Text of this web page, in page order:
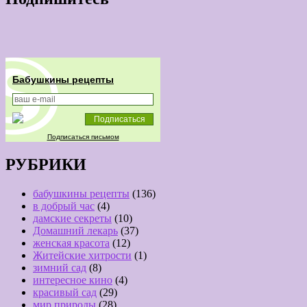
Бабушкины рецепты
Подписаться письмом
РУБРИКИ
бабушкины рецепты (136)
в добрый час (4)
дамские секреты (10)
Домашний лекарь (37)
женская красота (12)
Житейские хитрости (1)
зимний сад (8)
интересное кино (4)
красивый сад (29)
мир природы (28)